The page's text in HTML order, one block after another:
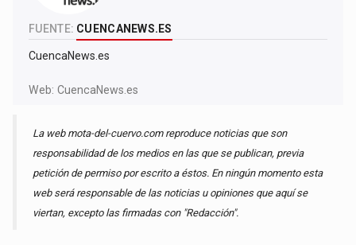
FUENTE: CUENCANEWS.ES
CuencaNews.es
Web:CuencaNews.es
La web mota-del-cuervo.com reproduce noticias que son
responsabilidad de los medios en las que se publican, previa
petición de permiso por escrito a éstos. En ningún momento esta
web será responsable de las noticias u opiniones que aquí se
viertan, excepto las firmadas con "Redacción".